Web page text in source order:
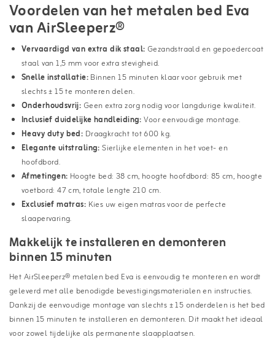
Voordelen van het metalen bed Eva
van AirSleeperz®
Vervaardigd van extra dik staal: Gezandstraald en gepoedercoat
staal van 1,5 mm voor extra stevigheid.
Snelle installatie:Binnen 15 minuten klaar voor gebruik met
slechts ± 15 te monteren delen.
Onderhoudsvrij: Geen extra zorg nodig voor langdurige kwaliteit.
Inclusief duidelijke handleiding:Voor eenvoudige montage.
Heavy duty bed: Draagkracht tot 600 kg.
Elegante uitstraling:Sierlijke elementen in het voet- en
hoofdbord.
Afmetingen: Hoogte bed: 38 cm, hoogte hoofdbord: 85 cm, hoogte
voetbord: 47 cm, totale lengte 210 cm.
Exclusief matras: Kies uw eigen matras voor de perfecte
slaapervaring.
Makkelijk te installeren en demonteren
binnen 15 minuten
Het AirSleeperz® metalen bed Eva is eenvoudig te monteren en wordt
geleverd met alle benodigde bevestigingsmaterialen en instructies.
Dankzij de eenvoudige montage van slechts ± 15 onderdelen is het bed
binnen 15 minuten te installeren en demonteren. Dit maakt het ideaal
voor zowel tijdelijke als permanente slaapplaatsen.